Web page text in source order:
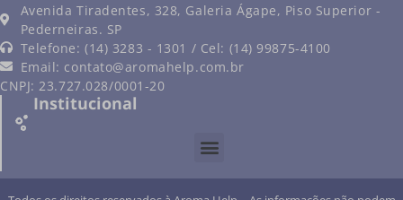
Avenida Tiradentes, 328, Galeria Ágape, Piso Superior -
Pederneiras. SP
Telefone: (14) 3283 - 1301 / Cel: (14) 99875-4100
Email: contato@aromahelp.com.br
CNPJ: 23.727.028/0001-20
Institucional